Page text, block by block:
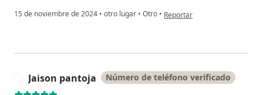
15 de noviembre de 2024 • otro lugar • Otro • en opinión del usuario Dayana
Reportar
Jaison pantoja Número de teléfono verificado